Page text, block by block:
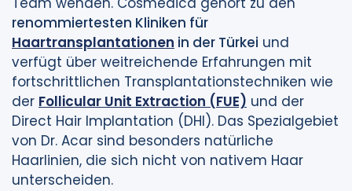
renommiertesten Kliniken für
Haartransplantationen in der Türkei und
verfügt über weitreichende Erfahrungen mit
fortschrittlichen Transplantationstechniken wie
der Follicular Unit Extraction (FUE) und der
Direct Hair Implantation (DHI). Das Spezialgebiet
von Dr. Acar sind besonders natürliche
Haarlinien, die sich nicht von nativem Haar
unterscheiden.